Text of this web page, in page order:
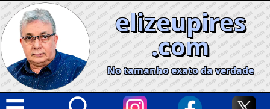
Skip
to
content
elizeupires
.com
No tamanho exato da verdade